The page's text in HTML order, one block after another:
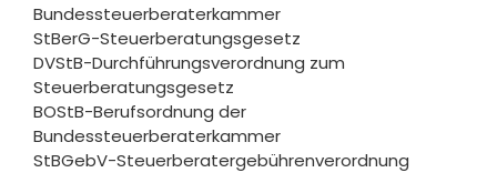
Bundessteuerberaterkammer
StBerG-Steuerberatungsgesetz
DVStB-Durchführungsverordnung zum
Steuerberatungsgesetz
BOStB-Berufsordnung der
Bundessteuerberaterkammer
StBGebV-Steuerberatergebührenverordnung